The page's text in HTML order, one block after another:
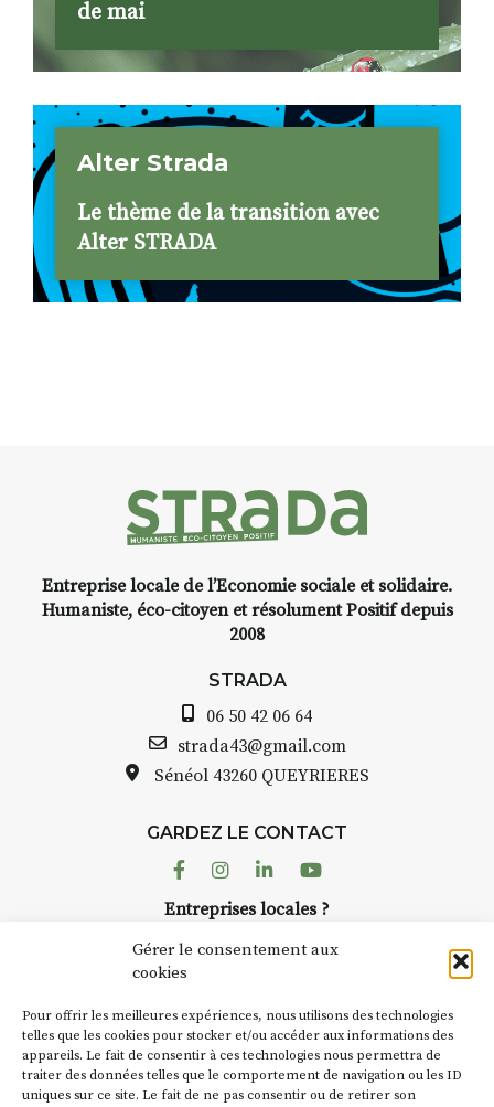
Gérer le consentement aux
cookies
Pour offrir les meilleures expériences, nous utilisons des technologies
telles que les cookies pour stocker et/ou accéder aux informations des
appareils. Le fait de consentir à ces technologies nous permettra de
traiter des données telles que le comportement de navigation ou les ID
uniques sur ce site. Le fait de ne pas consentir ou de retirer son
de mai
Alter Strada
Le thème de la transition avec
Alter STRADA
Entreprise locale de l’Economie sociale et solidaire.
Humaniste, éco-citoyen et résolument Positif depuis
2008
STRADA
06 50 42 06 64
strada43@gmail.com
Sénéol 43260 QUEYRIERES
GARDEZ LE CONTACT
FacebookInstagram
LinkedinYoutube
Entreprises locales ?
Suivez toute l'actu de Strada